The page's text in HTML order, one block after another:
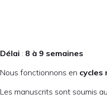
Délai : 8 à 9 semaines
Nous fonctionnons en cycles
Les manuscrits sont soumis